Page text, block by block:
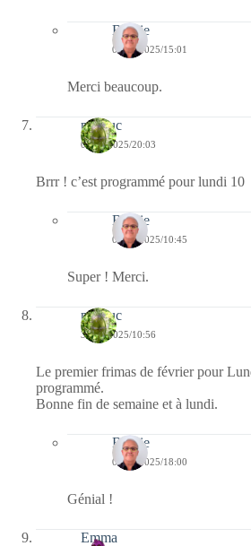
Bernie
03/03/2025/15:01
Merci beaucoup.
papiluc
08/02/2025/20:03
Brrr ! c’est programmé pour lundi 10
Bernie
09/02/2025/10:45
Super ! Merci.
papiluc
30/01/2025/10:56
Le premier frimas de février pour
programmé.
Bonne fin de semaine et à lundi.
Bernie
03/02/2025/18:00
Génial !
Emma